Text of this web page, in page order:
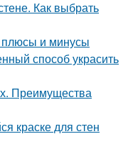
Как выбрать
и минусы
способ украсить
Преимущества
краске для стен